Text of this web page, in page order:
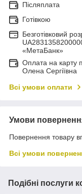
Післяплата
Готівкою
Безготівковий
«МетаБанк»
Оплата на карту
Олена Сергіївна
Всі умови оплати
Умови
Повернення товару
Всі умови
Подібні послуги